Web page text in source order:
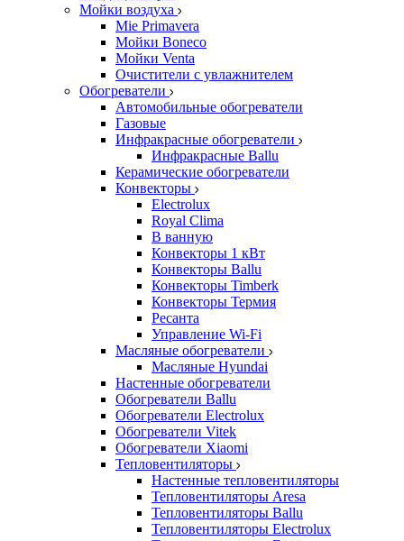
Мойки воздуха
Mie Primavera
Мойки Boneco
Мойки Venta
Очистители с увлажнителем
Обогреватели
Автомобильные обогреватели
Газовые
Инфракрасные обогреватели
Инфракрасные Ballu
Керамические обогреватели
Конвекторы
Electrolux
Royal Clima
В ванную
Конвекторы 1 кВт
Конвекторы Ballu
Конвекторы Timberk
Конвекторы Термия
Ресанта
Управление Wi-Fi
Масляные обогреватели
Масляные Hyundai
Настенные обогреватели
Обогреватели Ballu
Обогреватели Electrolux
Обогреватели Vitek
Обогреватели Xiaomi
Тепловентиляторы
Настенные тепловентиляторы
Тепловентиляторы Aresa
Тепловентиляторы Ballu
Тепловентиляторы Electrolux